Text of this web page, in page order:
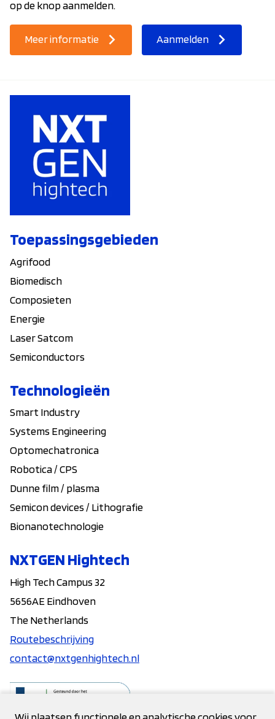
op de knop aanmelden.
Meer informatie Aanmelden
Toepassingsgebieden
Agrifood
Biomedisch
Composieten
Energie
Laser Satcom
Semiconductors
Technologieën
Smart Industry
Systems Engineering
Optomechatronica
Robotica / CPS
Dunne film / plasma
Semicon devices / Lithografie
Bionanotechnologie
NXTGEN Hightech
High Tech Campus 32
5656AE Eindhoven
The Netherlands
Routebeschrijving
contact@nxtgenhightech.nl